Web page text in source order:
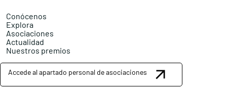
Conócenos
Explora
Asociaciones
Actualidad
Nuestros premios
Accede al apartado personal de asociaciones